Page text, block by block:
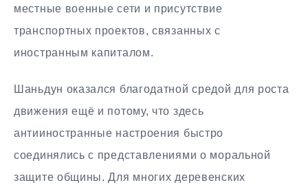
местные военные сети и присутствие
транспортных проектов, связанных с
иностранным капиталом.
Шаньдун оказался благодатной средой для роста
движения ещё и потому, что здесь
антииностранные настроения быстро
соединялись с представлениями о моральной
защите общины. Для многих деревенских